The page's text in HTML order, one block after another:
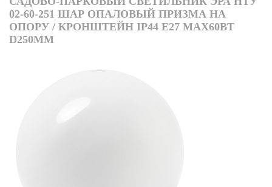
02-60-251 ШАР ОПАЛОВЫЙ ПРИЗМА НА
ОПОРУ / КРОНШТЕЙН IP44 Е27 MAX60ВТ
D250MM